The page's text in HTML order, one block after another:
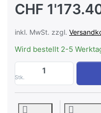
CHF
inkl. MwSt. zzgl.
Wird bestellt 2-5
Stk.
ASKO